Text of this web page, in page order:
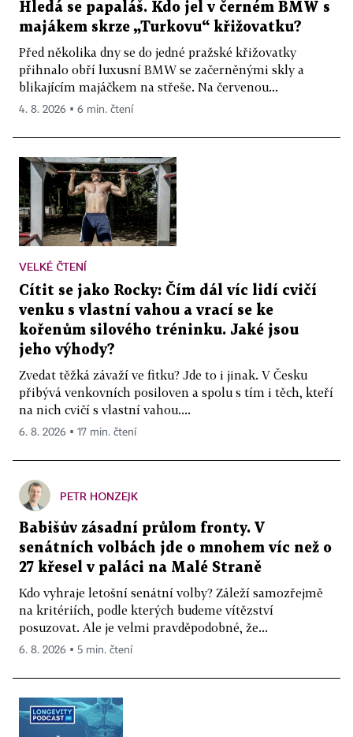
Hledá se papaláš. Kdo jel v černém BMW s
majákem skrze „Turkovu“ křižovatku?
Před několika dny se do jedné pražské křižovatky
přihnalo obří luxusní BMW se začerněnými skly a
blikajícím majáčkem na střeše. Na červenou...
4. 8. 2026 ▪ 6 min. čtení
VELKÉ ČTENÍ
Cítit se jako Rocky: Čím dál víc lidí cvičí
venku s vlastní vahou a vrací se ke
kořenům silového tréninku. Jaké jsou
jeho výhody?
Zvedat těžká závaží ve fitku? Jde to i jinak. V Česku
přibývá venkovních posiloven a spolu s tím i těch, kteří
na nich cvičí s vlastní vahou....
6. 8. 2026 ▪ 17 min. čtení
PETR HONZEJK
Babišův zásadní průlom fronty. V
senátních volbách jde o mnohem víc než o
27 křesel v paláci na Malé Straně
Kdo vyhraje letošní senátní volby? Záleží samozřejmě
na kritériích, podle kterých budeme vítězství
posuzovat. Ale je velmi pravděpodobné, že...
6. 8. 2026 ▪ 5 min. čtení